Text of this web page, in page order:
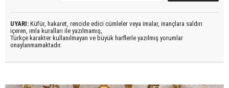
UYARI: Küfür, hakaret, rencide edici cümleler veya imalar, inançlara saldırı
içeren, imla kuralları ile yazılmamış,
Türkçe karakter kullanılmayan ve büyük harflerle yazılmış yorumlar
onaylanmamaktadır.